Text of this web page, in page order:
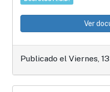
Ver
Publicado el Viernes,